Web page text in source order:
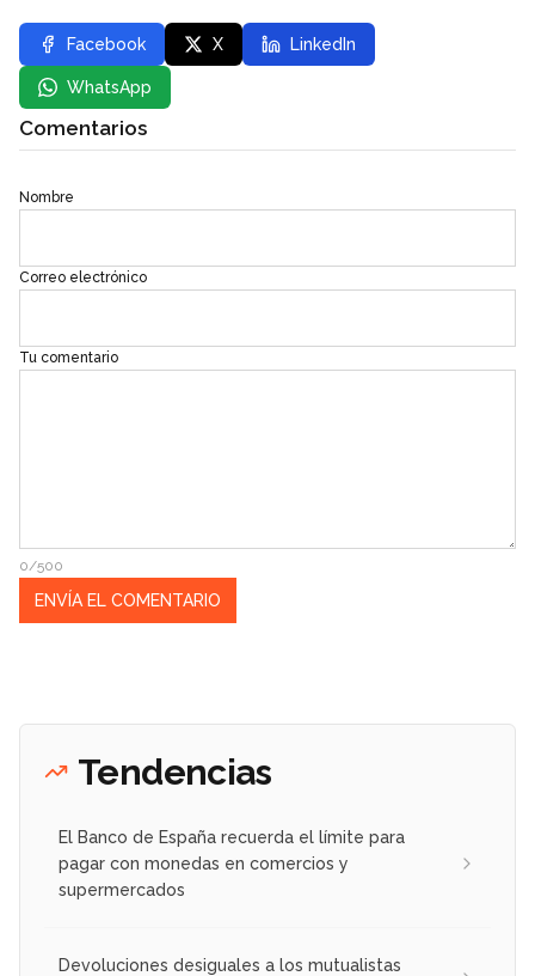
Facebook X LinkedIn
WhatsApp
Comentarios
Nombre
Correo electrónico
Tu comentario
0/500
Tendencias
El Banco de España recuerda el límite para
pagar con monedas en comercios y
supermercados
Devoluciones desiguales a los mutualistas